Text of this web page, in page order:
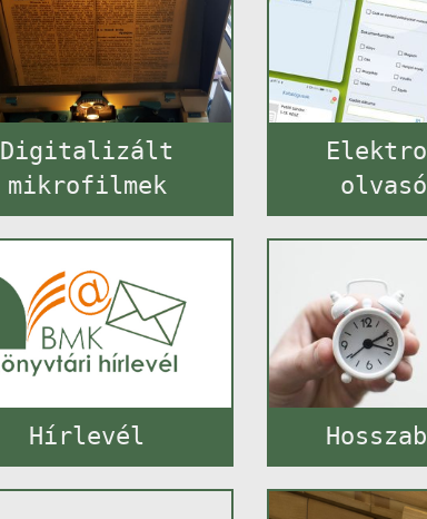
Digitalizált
mikrofilmek
Hírlevél